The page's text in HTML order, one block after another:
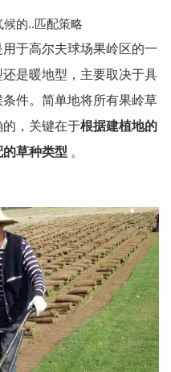
的..匹配策略
于高尔夫球场果岭区的一
是暖地型，主要取决于具
件。简单地将所有果岭草
，关键在于根据建植地的
草种类型 。